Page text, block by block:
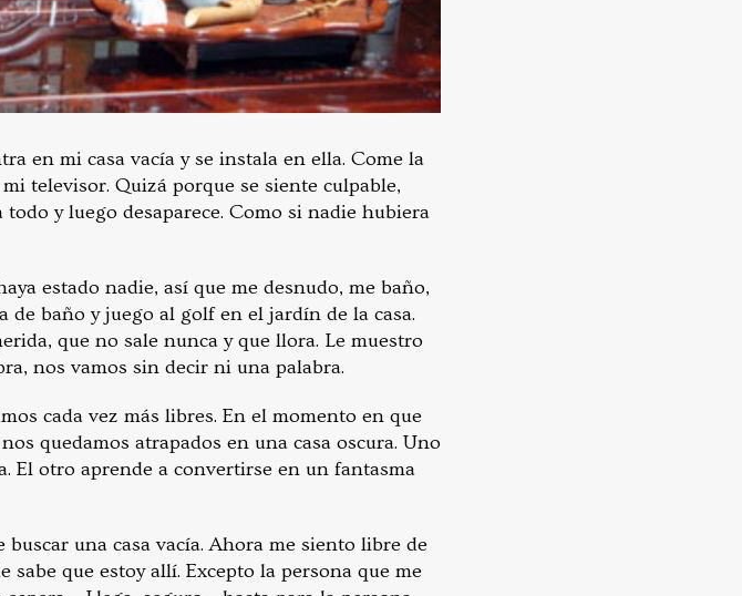
en mi casa vacía y se instala en ella. Come la
televisor. Quizá porque se siente culpable,
y luego desaparece. Como si nadie hubiera
estado nadie, así que me desnudo, me baño,
de baño y juego al golf en el jardín de la casa.
que no sale nunca y que llora. Le muestro
nos vamos sin decir ni una palabra.
cada vez más libres. En el momento en que
quedamos atrapados en una casa oscura. Uno
El otro aprende a convertirse en un fantasma
una casa vacía. Ahora me siento libre de
sabe que estoy allí. Excepto la persona que me